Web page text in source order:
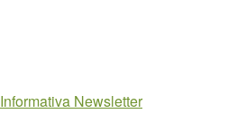
Informativa Newsletter